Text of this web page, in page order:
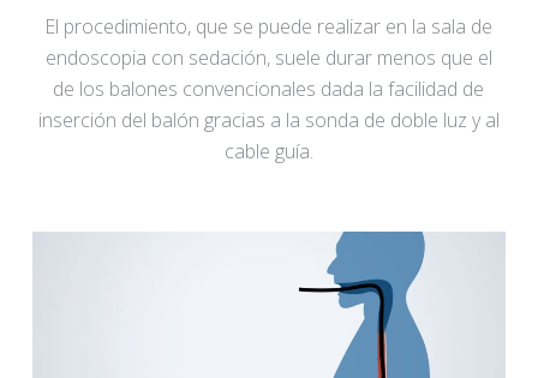
El procedimiento, que se puede realizar en la sala de
endoscopia con sedación, suele durar menos que el
de los balones convencionales dada la facilidad de
inserción del balón gracias a la sonda de doble luz y al
cable guía.